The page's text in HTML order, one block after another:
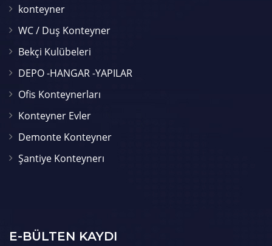
konteyner
WC / Duş Konteyner
Bekçi Kulübeleri
DEPO -HANGAR -YAPILAR
Ofis Konteynerları
Konteyner Evler
Demonte Konteyner
Şantiye Konteynerı
E-BÜLTEN KAYDI